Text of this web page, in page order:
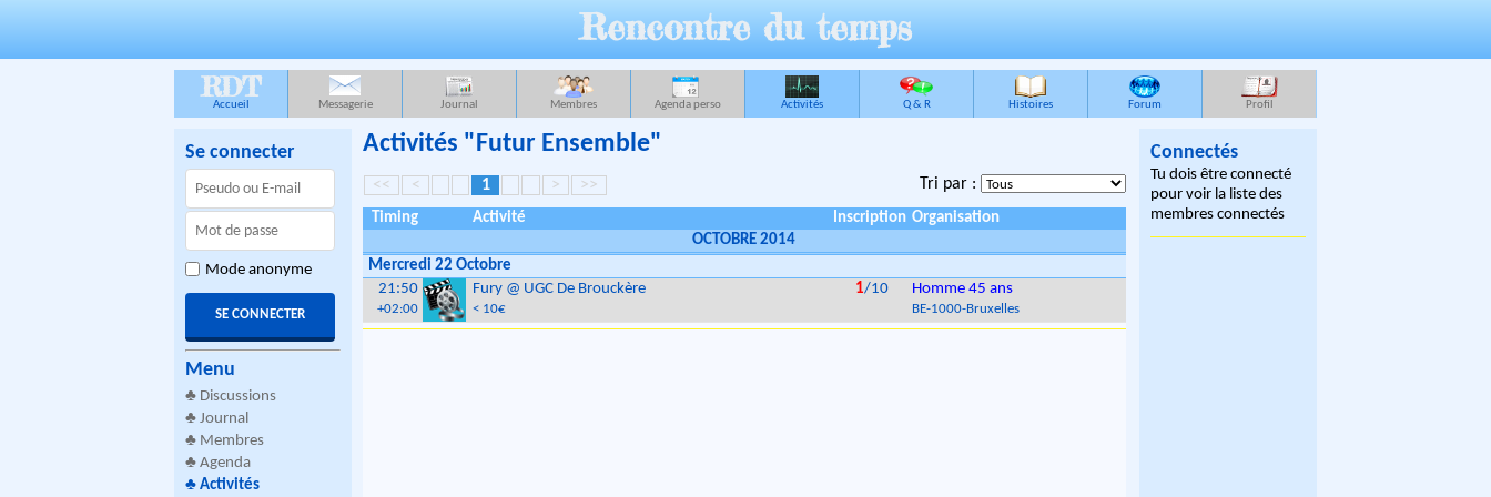
Rencontre du temps
RDT
Accueil Messagerie Journal Membres Agenda perso Activités Q & R Histoires Forum Profil
Se connecter
Mode anonyme
Menu
♣ Discussions
♣ Journal
♣ Membres
♣ Agenda
♣ Activités
Activités "Futur Ensemble"
Tri par :
<< < 1 > >>
Timing Activité Inscription Organisation
OCTOBRE 2014
Mercredi 22 Octobre
21:50
+02:00
Fury @ UGC De Brouckère
< 10€
1/10 Homme 45 ans
BE-1000-Bruxelles
Connectés
Tu dois être connecté
pour voir la liste des
membres connectés